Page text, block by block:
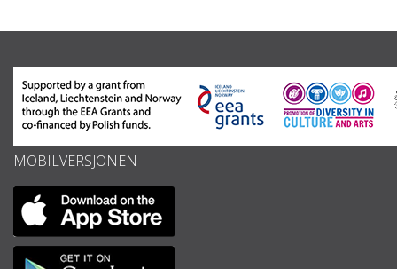
MOBILVERSJONEN